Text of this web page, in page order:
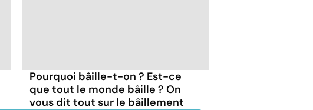
Pourquoi bâille-t-on ? Est-ce
que tout le monde bâille ? On
vous dit tout sur le bâillement